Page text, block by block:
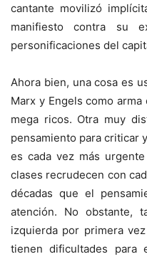
cantante movilizó
manifiesto contra su
personificaciones del
Ahora bien, una cosa es
Marx y Engels como
mega ricos. Otra muy
pensamiento para criticar
es cada vez más
clases recrudecen con
décadas que el
atención. No obstante,
izquierda por primera
tienen dificultades para